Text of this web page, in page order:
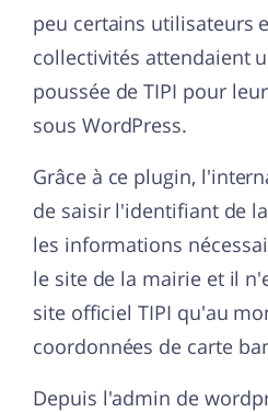
peu certains utilisateurs
collectivités attendaient
poussée de TIPI pour
sous WordPress.
Grâce à ce plugin,
de saisir l'identifiant de
les informations
le site de la mairie et il
site officiel TIPI qu'au
coordonnées de carte
Depuis l'admin de